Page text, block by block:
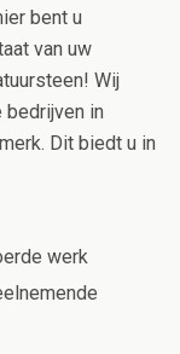
bent u
van uw
Wij
bedrijven in
Dit biedt u in
werk